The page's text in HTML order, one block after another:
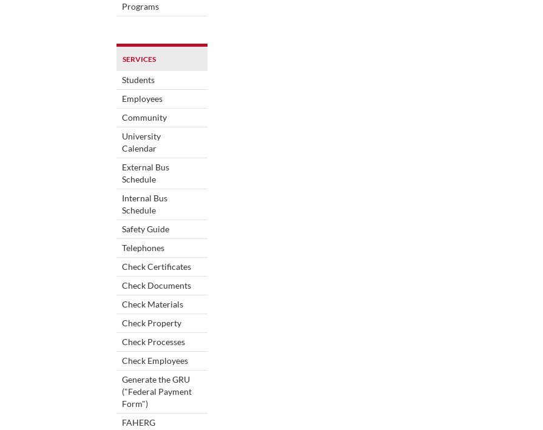
Programs
SERVICES
Students
Employees
Community
University
Calendar
External Bus
Schedule
Internal Bus
Schedule
Safety Guide
Telephones
Check Certificates
Check Documents
Check Materials
Check Property
Check Processes
Check Employees
Generate the GRU
("Federal Payment
Form")
FAHERG